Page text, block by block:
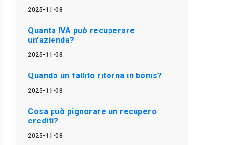
2025-11-08
Quanta IVA può recuperare
un'azienda?
2025-11-08
Quando un fallito ritorna in bonis?
2025-11-08
Cosa può pignorare un recupero
crediti?
2025-11-08